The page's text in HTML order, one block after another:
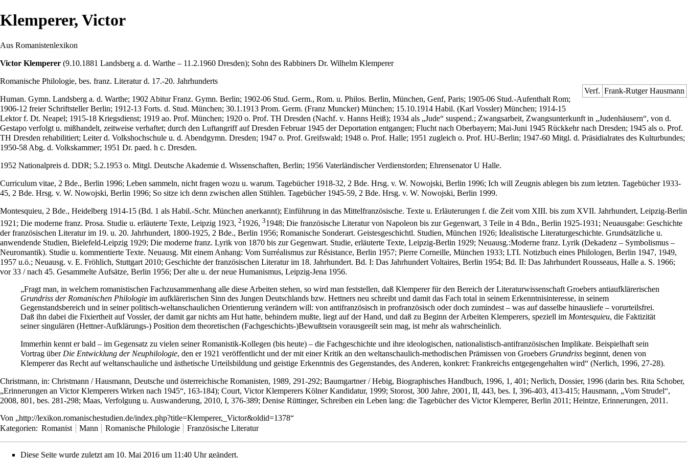
Klemperer, Victor
Aus Romanistenlexikon
Victor Klemperer (9.10.1881 Landsberg a. d. Warthe – 11.2.1960 Dresden); Sohn des Rabbiners Dr. Wilhelm Klemperer
Verf. Frank-Rutger Hausmann
Romanische Philologie, bes. franz. Literatur d. 17.-20. Jahrhunderts
Human. Gymn. Landsberg a. d. Warthe; 1902 Abitur Franz. Gymn. Berlin; 1902-06 Stud. Germ., Rom. u. Philos. Berlin, München, Genf, Paris; 1905-06 Stud.-Aufenthalt Rom;
1906-12 freier Schriftsteller Berlin; 1912-13 Forts. d. Stud. München; 30.1.1913 Prom. Germ. (Franz Muncker) München; 15.10.1914 Habil. (Karl Vossler) München; 1914-15
Lektor f. Dt. Neapel; 1915-18 Kriegsdienst; 1919 ao. Prof. München; 1920 o. Prof. TH Dresden (Nachf. v. Hanns Heiß); 1934 als „Jude“ suspend.; Zwangsarbeit, Zwangsunterkunft in „Judenhäusern“, von d.
Gestapo verfolgt u. mißhandelt, zeitweise verhaftet; durch den Luftangriff auf Dresden Februar 1945 der Deportation entgangen; Flucht nach Oberbayern; Mai-Juni 1945 Rückkehr nach Dresden; 1945 als o. Prof.
TH Dresden rehabilitiert; Leiter d. Volkshochschule u. d. Abendgymn. Dresden; 1947 o. Prof. Greifswald; 1948 o. Prof. Halle; 1951 zugleich o. Prof. HU-Berlin; 1947-60 Mitgl. d. Präsidialrates des Kulturbundes;
1950-58 Abg. d. Volkskammer; 1951 Dr. paed. h c. Dresden.
1952 Nationalpreis d. DDR; 5.2.1953 o. Mitgl. Deutsche Akademie d. Wissenschaften, Berlin; 1956 Vaterländischer Verdienstorden; Ehrensenator U Halle.
Curriculum vitae, 2 Bde., Berlin 1996; Leben sammeln, nicht fragen wozu u. warum. Tagebücher 1918-32, 2 Bde. Hrsg. v. W. Nowojski, Berlin 1996; Ich will Zeugnis ablegen bis zum letzten. Tagebücher 1933-
45, 2 Bde. Hrsg. v. W. Nowojski, Berlin 1996; So sitze ich denn zwischen allen Stühlen. Tagebücher 1945-59, 2 Bde. Hrsg. v. W. Nowojski, Berlin 1999.
Montesquieu, 2 Bde., Heidelberg 1914-15 (Bd. 1 als Habil.-Schr. München anerkannt); Einführung in das Mittelfranzösische. Texte u. Erläuterungen f. die Zeit vom XIII. bis zum XVII. Jahrhundert, Leipzig-Berlin
1921; Die moderne franz. Prosa. Studie u. erläuterte Texte, Leipzig 1923, 21926, 31948; Die französische Literatur von Napoleon bis zur Gegenwart, 3 Teile in 4 Bdn., Berlin 1925-1931; Neuausgabe: Geschichte
der französischen Literatur im 19. u. 20. Jahrhundert, 1800-1925, 2 Bde., Berlin 1956; Romanische Sonderart. Geistesgeschichtl. Studien, München 1926; Idealistische Literaturgeschichte. Grundsätzliche u.
anwendende Studien, Bielefeld-Leipzig 1929; Die moderne franz. Lyrik von 1870 bis zur Gegenwart. Studie, erläuterte Texte, Leipzig-Berlin 1929; Neuausg.:Moderne franz. Lyrik (Dekadenz – Symbolismus –
Neuromantik). Studie u. kommentierte Texte. Neuausg. Mit einem Anhang: Vom Surréalismus zur Résistance, Berlin 1957; Pierre Corneille, München 1933; LTI. Notizbuch eines Philologen, Berlin 1947, 1949,
1957 u.ö.; Neuausg. v. E. Fröhlich, Stuttgart 2010; Geschichte der französischen Literatur im 18. Jahrhundert. Bd. I: Das Jahrhundert Voltaires, Berlin 1954; Bd. II: Das Jahrhundert Rousseaus, Halle a. S. 1966;
vor 33 / nach 45. Gesammelte Aufsätze, Berlin 1956; Der alte u. der neue Humanismus, Leipzig-Jena 1956.
„Fragt man, in welchem romanistischen Fachzusammenhang alle diese Arbeiten stehen, so wird man feststellen, daß Klemperer für den Bereich der Literaturwissenschaft Groebers antiaufklärerischen
Grundriss der Romanischen Philologie im aufklärerischen Sinn des Jungen Deutschlands bzw. Hettners neu schreibt und damit das Fach total in seinem Erkenntnisinteresse, in seinem
Gegenstandsbereich und in seiner politisch-weltanschaulichen Orientierung verändern will: von antifranzösisch in profranzösisch oder doch zumindest – was auf dasselbe hinausliefe – vorurteilsfrei.
Daß ihn dabei die Fixiertheit auf Vossler, der damit gar nichts am Hut hatte, behindern mußte, liegt auf der Hand, und daß zu Beginn der Arbeiten Klemperers, speziell im Montesquieu, die Faktizität
seiner singulären (Hettner-Aufklärungs-) Position dem theoretischen (Fachgeschichts-)Bewußtsein vorausgeeilt sein mag, ist mehr als wahrscheinlich.
Immerhin kennt er bald – im Gegensatz zu vielen seiner Romanistik-Kollegen (bis heute) – die Fachgeschichte und ihre ideologischen, nationalistisch-antifranzösischen Implikate. Beispielhaft sein
Vortrag über Die Entwicklung der Neuphilologie, den er 1921 veröffentlicht und der mit einer Kritik an den weltanschaulich-methodischen Prämissen von Groebers Grundriss beginnt, denen von
Klemperer das Recht auf weltanschauliche und ästhetische Urteilsbildung und geistige Erkenntnis des Gegenstandes, des Anderen, konkret: Frankreichs entgegengehalten wird“ (Nerlich, 1996, 27-28).
Christmann, in: Christmann / Hausmann, Deutsche und österreichische Romanisten, 1989, 291-292; Baumgartner / Hebig, Biographisches Handbuch, 1996, 1, 401; Nerlich, Dossier, 1996 (darin bes. Rita Schober,
„Erinnerungen an Victor Klemperers Wirken nach 1945“, 163-184); Court, Victor Klemperers Kölner Kandidatur, 1999; Storost, 300 Jahre, 2001, II, 443, bes. I, 396-403, 413-415; Hausmann, „Vom Strudel“,
2008, 801, bes. 281-298; Maas, Verfolgung u. Auswanderung, 2010, I, 376-389; Denise Rüttinger, Schreiben ein Leben lang: die Tagebücher des Victor Klemperer, Berlin 2011; Heintze, Erinnerungen, 2011.
Von „http://lexikon.romanischestudien.de/index.php?title=Klemperer,_Victor&oldid=1378“
Kategorien: Romanist Mann Romanische Philologie Französische Literatur
Diese Seite wurde zuletzt am 10. Mai 2016 um 11:40 Uhr geändert.